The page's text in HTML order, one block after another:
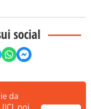
social
da